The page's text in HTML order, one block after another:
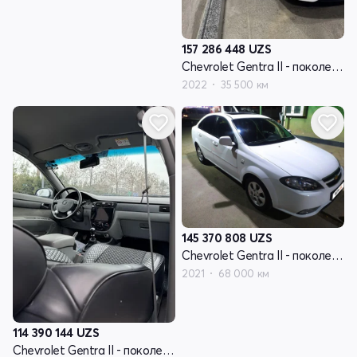
157 286 448 UZS
Chevrolet Gentra II - поколение
2022 35 500 км
114 390 144 UZS
Chevrolet Gentra II - поколение
145 370 808 UZS
Chevrolet Gentra II - поколение
2021 68 000 км